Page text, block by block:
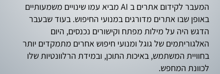
המעבר לקידום אתרים ב AI מביא עמו שינויים משמעותיים
באופן שבו אתרים מדורגים במנועי החיפוש. בעוד שבעבר
הדגש היה על מילות מפתח וקישורים נכנסים, היום
האלגוריתמים של גוגל ומנועי חיפוש אחרים מתמקדים יותר
בחוויית המשתמש, באיכות התוכן, ובמידת הרלוונטיות שלו
לכוונת המחפש.